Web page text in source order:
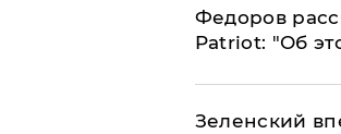
Федоров
Patriot: "Об
Зеленский